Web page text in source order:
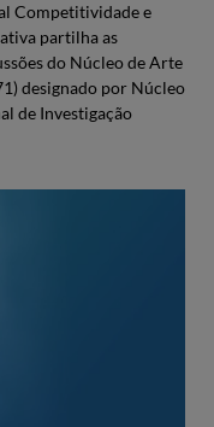
Competitividade e
partilha as
do Núcleo de Arte
designado por Núcleo
de Investigação